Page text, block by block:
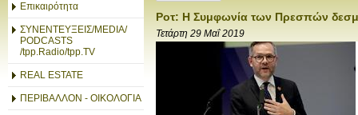
Επικαιρότητα
ΣΥΝΕΝΤΕΥΞΕΙΣ/MEDIA/
PODCASTS
/tpp.Radio/tpp.TV
REAL ESTATE
ΠΕΡΙΒΑΛΛΟΝ - ΟΙΚΟΛΟΓΙΑ
Ροτ: Η Συμφωνία των Πρεσπών
Τετάρτη 29 Μαΐ 2019